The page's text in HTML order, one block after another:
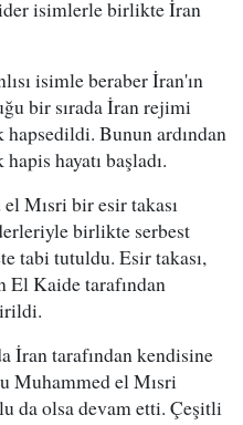
isimlerle birlikte İran
isimle beraber İran'ın
bir sırada İran rejimi
Bunun ardından
hayatı başladı.
Mısri bir esir takası
birlikte serbest
tabi tutuldu. Esir takası,
El Kaide tarafından
İran tarafından kendisine
Muhammed el Mısri
da olsa devam etti. Çeşitli